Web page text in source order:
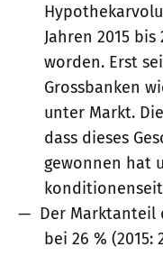
Jahren 2015
worden. Erst
Grossbanken
unter Markt.
dass dieses
gewonnen hat
Der Marktanteil
bei 26 %